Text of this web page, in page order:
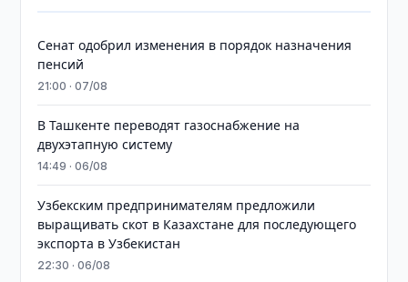
Сенат одобрил изменения в порядок назначения
пенсий
21:00 · 07/08
В Ташкенте переводят газоснабжение на
двухэтапную систему
14:49 · 06/08
Узбекским предпринимателям предложили
выращивать скот в Казахстане для последующего
экспорта в Узбекистан
22:30 · 06/08